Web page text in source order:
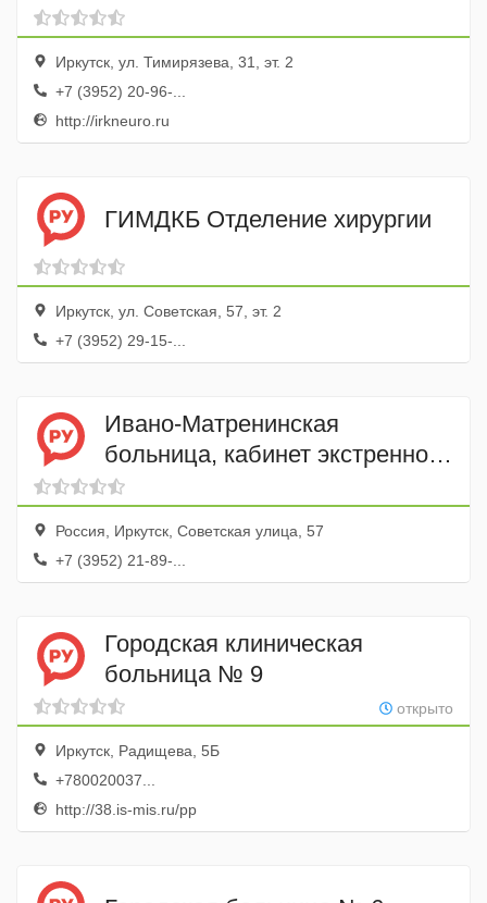
Реанимационное отделение
Иркутск, ул. Тимирязева, 31, эт. 2
+7 (3952) 20-96-...
http://irkneuro.ru
ГИМДКБ Отделение хирургии
Иркутск, ул. Советская, 57, эт. 2
+7 (3952) 29-15-...
Ивано-Матренинская
больница, кабинет экстренной
стоматологии
Россия, Иркутск, Советская улица, 57
+7 (3952) 21-89-...
Городская клиническая
больница № 9
открыто
Иркутск, Радищева, 5Б
+780020037...
http://38.is-mis.ru/pp